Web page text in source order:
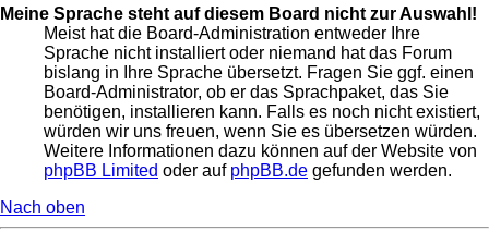
Meine Sprache steht auf diesem Board nicht zur Auswahl!
Meist hat die Board-Administration entweder Ihre
Sprache nicht installiert oder niemand hat das Forum
bislang in Ihre Sprache übersetzt. Fragen Sie ggf. einen
Board-Administrator, ob er das Sprachpaket, das Sie
benötigen, installieren kann. Falls es noch nicht existiert,
würden wir uns freuen, wenn Sie es übersetzen würden.
Weitere Informationen dazu können auf der Website von
phpBB Limited oder auf phpBB.de gefunden werden.
Nach oben